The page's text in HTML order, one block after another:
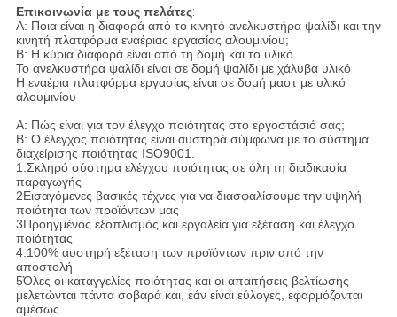
Επικοινωνία με τους πελάτες:
Α: Ποια είναι η διαφορά από το κινητό ανελκυστήρα ψαλίδι και την
κινητή πλατφόρμα εναέριας εργασίας αλουμινίου;
Β: Η κύρια διαφορά είναι από τη δομή και το υλικό
Το ανελκυστήρα ψαλίδι είναι σε δομή ψαλίδι με χάλυβα υλικό
Η εναέρια πλατφόρμα εργασίας είναι σε δομή μαστ με υλικό
αλουμινίου
Α: Πώς είναι για τον έλεγχο ποιότητας στο εργοστάσιό σας;
Β: Ο έλεγχος ποιότητας είναι αυστηρά σύμφωνα με το σύστημα
διαχείρισης ποιότητας ISO9001.
1.Σκληρό σύστημα ελέγχου ποιότητας σε όλη τη διαδικασία
παραγωγής
2Εισαγόμενες βασικές τέχνες για να διασφαλίσουμε την υψηλή
ποιότητα των προϊόντων μας
3Προηγμένος εξοπλισμός και εργαλεία για εξέταση και έλεγχο
ποιότητας
4.100% αυστηρή εξέταση των προϊόντων πριν από την
αποστολή
5Όλες οι καταγγελίες ποιότητας και οι απαιτήσεις βελτίωσης
μελετώνται πάντα σοβαρά και, εάν είναι εύλογες, εφαρμόζονται
αμέσως.